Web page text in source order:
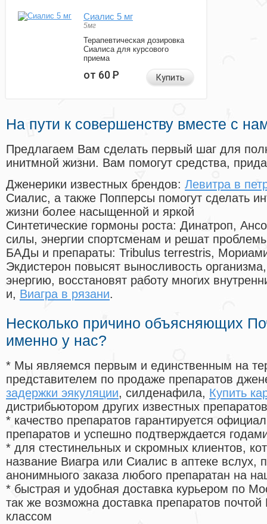
Сиалис 5 мг
5мг
Терапевтическая дозировка
Сиалиса для курсового
приема
от 60Р Купить
На пути к совершенству вместе с
Предлагаем Вам сделать первый шаг для
инитмной жизни. Вам помогут средства,
Дженерики известных брендов: Левитра в
Сиалис, а также Попперсы помогут сделать
жизни более насыщенной и яркой
Синтетические гормоны роста: Динатроп,
силы, энергии спортсменам и решат
БАДы и препараты: Tribulus terrestris,
Экдистерон повысят выносливость
энергию, восстановят работу многих
и, Виагра в рязани.
Несколько причино объясняющих
именно у нас?
* Мы являемся первым и единственным на
представителем по продаже препаратов
задержки эякуляции, силденафила, Купить
дистрибьютором других известных препаратов
* качество препаратов гарантируется
препаратов и успешно подтверждается
* для стестинельных и скромных клиентов,
название Виагра или Сиалис в аптеке вслух,
анонимныого заказа любого препаратан на
* быстрая и удобная доставка курьером по
так же возможна доставка препаратов
классом